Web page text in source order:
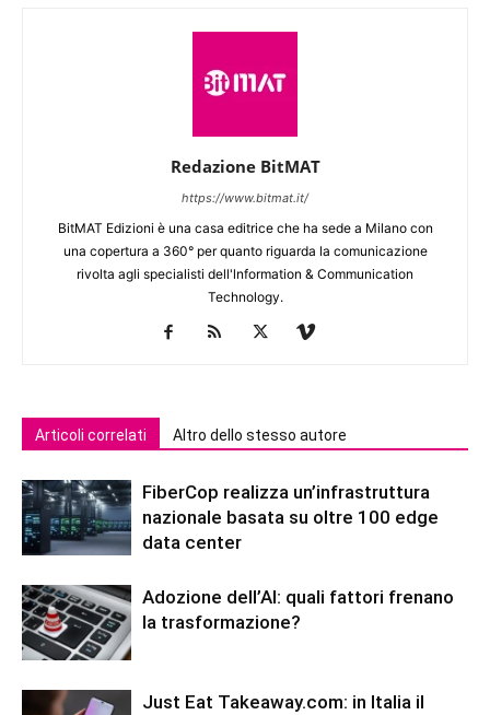
Redazione BitMAT
https://www.bitmat.it/
BitMAT Edizioni è una casa editrice che ha sede a Milano con
una copertura a 360° per quanto riguarda la comunicazione
rivolta agli specialisti dell'lnformation & Communication
Technology.
Articoli correlati Altro dello stesso autore
FiberCop realizza un’infrastruttura
nazionale basata su oltre 100 edge
data center
Adozione dell’AI: quali fattori frenano
la trasformazione?
Just Eat Takeaway.com: in Italia il